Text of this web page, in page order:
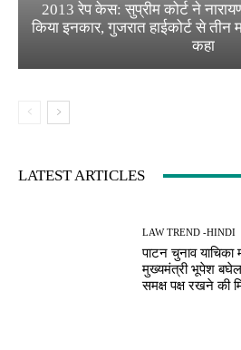
2013 रेप केस: सुप्रीम कोर्ट ने
किया इनकार, गुजरात हाईकोर्ट से तीन
कहा
LATEST ARTICLES
LAW TREND -HINDI
पाटन चुनाव याचिका
मुख्यमंत्री भूपेश
समक्ष पक्ष रखने की